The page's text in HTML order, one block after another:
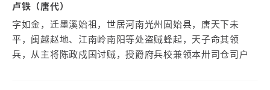
卢铁（唐代）
字如金，迁墨溪始祖，世居河南光州固始县，唐天下未
平，闽越赵地、江南岭南阳等处盗贼蜂起，天子命其领
兵，从主将陈政戍国讨贼，授爵府兵校兼领本卅司仓司户